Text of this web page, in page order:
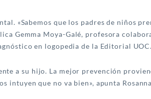
«Sabemos que los padres de niños
Gemma Moya-Galé, profesora
en logopedia de la Editorial UOC.
a su hijo. La mejor prevención
intuyen que no va bien», apunta